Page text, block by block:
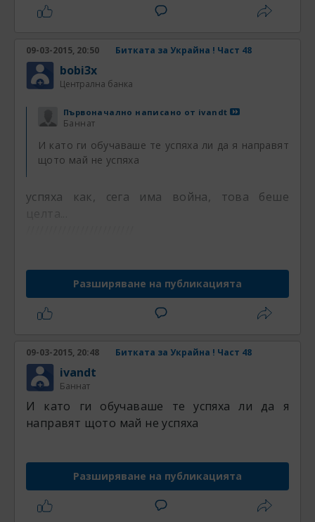
09-03-2015, 20:50 Битката за Украйна ! Част 48
bobi3x
Централна банка
Първоначално написано от ivandt
Баннат
И като ги обучаваше те успяха ли да я направят
щото май не успяха
успяха как, сега има война, това беше
Разширяване на публикацията
09-03-2015, 20:48 Битката за Украйна ! Част 48
ivandt
Баннат
И като ги обучаваше те успяха ли да я
направят щото май не успяха
Разширяване на публикацията